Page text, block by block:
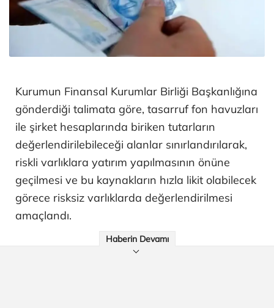
Kurumun Finansal Kurumlar Birliği Başkanlığına
gönderdiği talimata göre, tasarruf fon havuzları
ile şirket hesaplarında biriken tutarların
değerlendirilebileceği alanlar sınırlandırılarak,
riskli varlıklara yatırım yapılmasının önüne
geçilmesi ve bu kaynakların hızla likit olabilecek
görece risksiz varlıklarda değerlendirilmesi
amaçlandı.
Haberin Devamı